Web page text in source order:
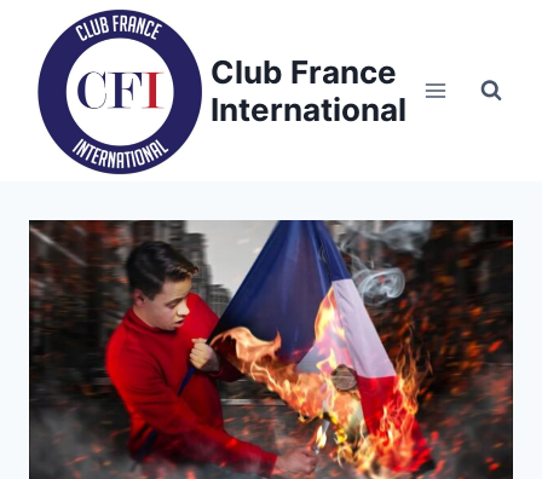
content
Club France
International